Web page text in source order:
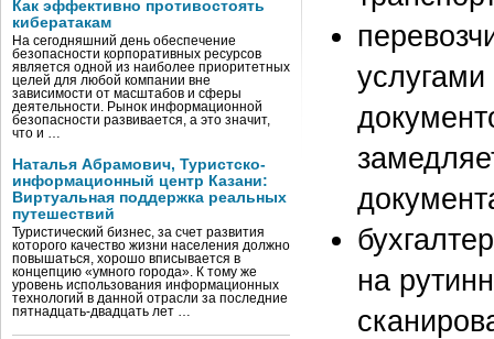
Как эффективно противостоять
кибератакам
На сегодняшний день обеспечение
безопасности корпоративных ресурсов
является одной из наиболее приоритетных
целей для любой компании вне
зависимости от масштабов и сферы
деятельности. Рынок информационной
безопасности развивается, а это значит,
что и …
Наталья Абрамович, Туристско-
информационный центр Казани:
Виртуальная поддержка реальных
путешествий
Туристический бизнес, за счет развития
которого качество жизни населения должно
повышаться, хорошо вписывается в
концепцию «умного города». К тому же
уровень использования информационных
технологий в данной отрасли за последние
пятнадцать-двадцать лет …
услугами
на